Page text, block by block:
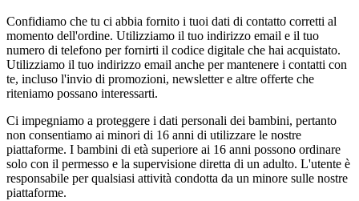
Confidiamo che tu ci abbia fornito i tuoi dati di contatto corretti al
momento dell'ordine. Utilizziamo il tuo indirizzo email e il tuo
numero di telefono per fornirti il codice digitale che hai acquistato.
Utilizziamo il tuo indirizzo email anche per mantenere i contatti con
te, incluso l'invio di promozioni, newsletter e altre offerte che
riteniamo possano interessarti.
Ci impegniamo a proteggere i dati personali dei bambini, pertanto
non consentiamo ai minori di 16 anni di utilizzare le nostre
piattaforme. I bambini di età superiore ai 16 anni possono ordinare
solo con il permesso e la supervisione diretta di un adulto. L'utente è
responsabile per qualsiasi attività condotta da un minore sulle nostre
piattaforme.